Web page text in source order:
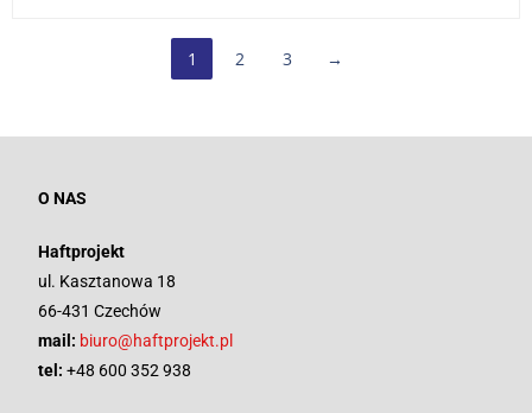
1 2 3 →
O NAS
Haftprojekt
ul. Kasztanowa 18
66-431 Czechów
mail: biuro@haftprojekt.pl
tel: +48 600 352 938